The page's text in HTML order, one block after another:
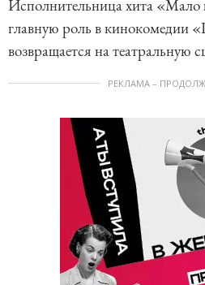
Исполнительница хита «Мало
главную роль в кинокомедии
возвращается на театральную
РЕКЛАМА –